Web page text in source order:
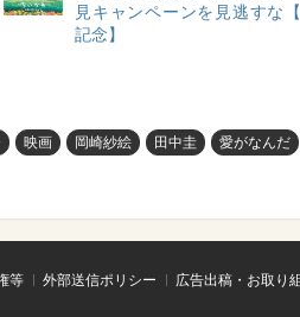
見キャンペーンを見逃すな
記念】
映画 岡崎紗絵 田中圭 愛がなんだ
等 外部送信ポリシー
広告出稿・お取り